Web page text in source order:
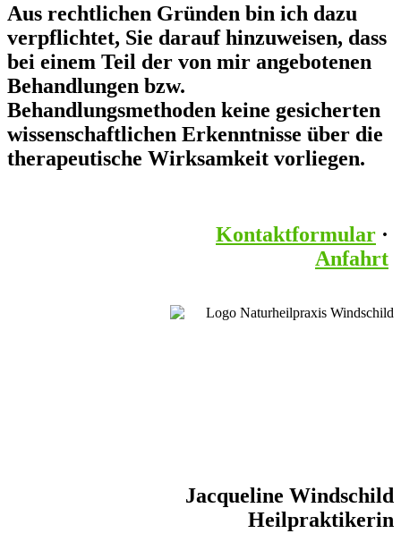
Aus rechtlichen Gründen bin ich dazu
verpflichtet, Sie darauf hinzuweisen, dass
bei einem Teil der von mir angebotenen
Behandlungen bzw.
Behandlungsmethoden keine gesicherten
wissenschaftlichen Erkenntnisse über die
therapeutische Wirksamkeit vorliegen.
Kontaktformular ·
Anfahrt
Jacqueline Windschild
Heilpraktikerin